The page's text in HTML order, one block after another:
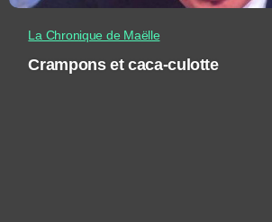
La Chronique de Maëlle
Crampons et caca-culotte